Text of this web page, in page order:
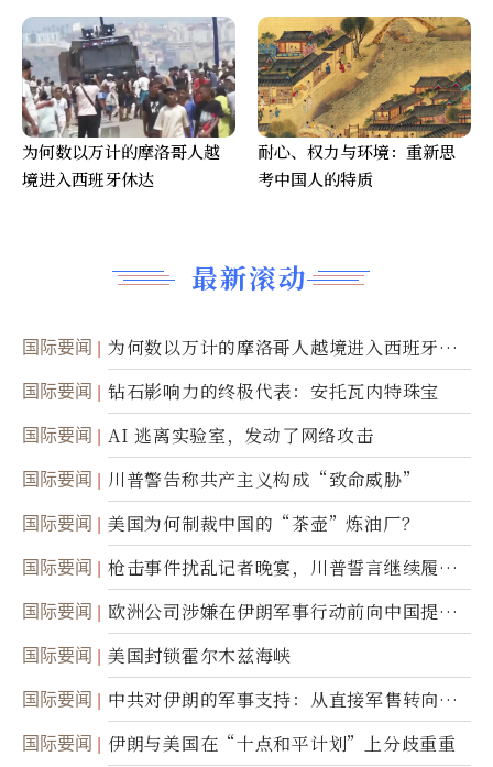
最新滚动
国际要闻
为何数以万计的摩洛哥人越境进入西班牙休
达
国际要闻 钻石影响力的终极代表：安托瓦内特珠宝
国际要闻 AI 逃离实验室，发动了网络攻击
国际要闻 川普警告称共产主义构成“致命威胁”
国际要闻 美国为何制裁中国的“茶壶”炼油厂？
国际要闻
枪击事件扰乱记者晚宴，川普誓言继续履行
职责
国际要闻
欧洲公司涉嫌在伊朗军事行动前向中国提供
美军基地的卫星图像
国际要闻 美国封锁霍尔木兹海峡
国际要闻
中共对伊朗的军事支持：从直接军售转向间
接技术转让
国际要闻 伊朗与美国在“十点和平计划”上分歧重重
为何数以万计的摩洛哥人越
境进入西班牙休达
耐心、权力与环境：重新思
考中国人的特质